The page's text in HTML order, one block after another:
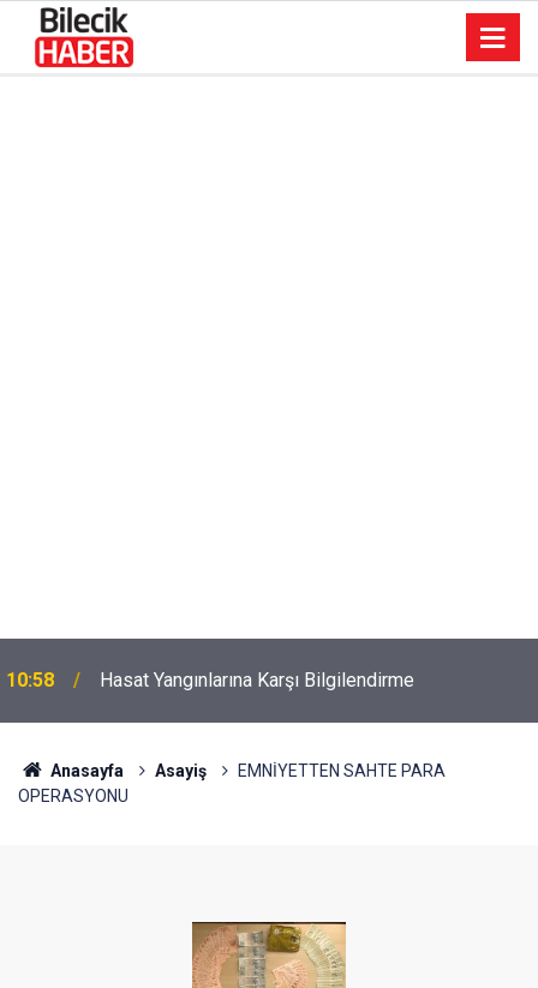
10:58 Hasat Yangınlarına Karşı Bilgilendirme
Anasayfa Asayiş
EMNİYETTEN SAHTE PARA
OPERASYONU